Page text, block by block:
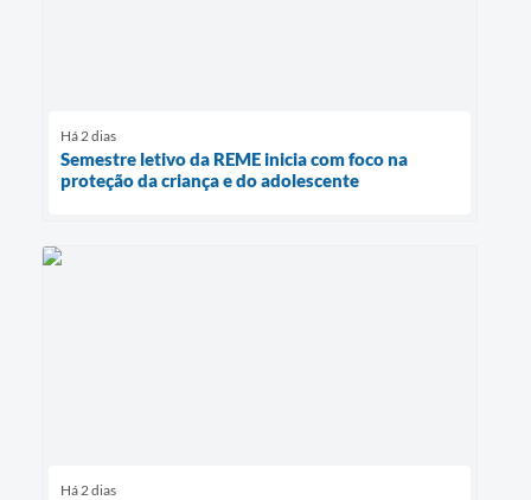
Há 2 dias
Semestre letivo da REME inicia com foco na
proteção da criança e do adolescente
Há 2 dias